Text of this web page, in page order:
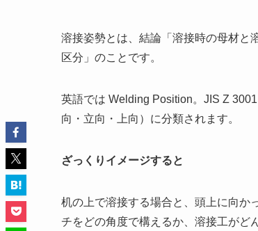
溶接姿勢とは、結論「溶接時の母材と
区分」のことです。
英語では Welding Position。JIS Z
向・立向・上向）に分類されます。
ざっくりイメージすると
机の上で溶接する場合と、頭上に向か
チをどの角度で構えるか、溶接工がど